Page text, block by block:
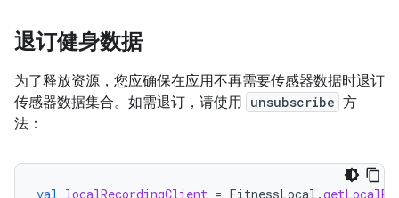
退订健身数据
为了释放资源，您应确保在应用不再需要传感器数据时退订
传感器数据集合。如需退订，请使用 unsubscribe 方
法：
val localRecordingClient = FitnessLocal .